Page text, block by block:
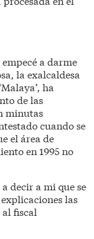
a darme
la exalcaldesa
ha
de las
minutas
cuando se
el área de
en 1995 no
decir a mi que se
las
fiscal